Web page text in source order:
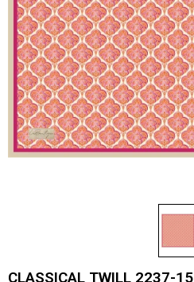
CLASSICAL TWILL 2237-15